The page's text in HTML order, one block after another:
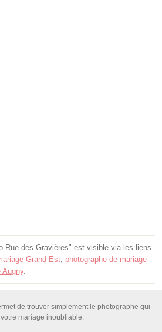
Rue des Gravières" est visible via les liens
Grand-Est, photographe de mariage
Augny.
de trouver simplement le photographe qui
mariage inoubliable.